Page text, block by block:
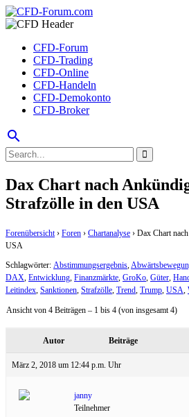
CFD-Forum
CFD-Trading
CFD-Online
CFD-Handeln
CFD-Demokonto
CFD-Broker
search
Dax Chart nach
Strafzölle in den USA
Forenübersicht › Foren › Chartanalyse › Dax Chart
USA
Schlagwörter: Abstimmungsergebnis,
DAX, Entwicklung, Finanzmärkte, GroKo, Güter,
Leitindex, Sanktionen, Strafzölle, Trend, Trump, USA,
Ansicht von 4 Beiträgen – 1 bis 4 (von insgesamt 4)
Autor Beiträge
März 2, 2018 um 12:44 p.m. Uhr
janny
Teilnehmer